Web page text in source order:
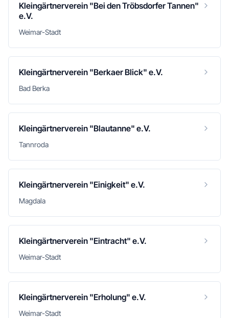
Kleingärtnerverein "Bei den Tröbsdorfer Tannen"
e.V.
Weimar-Stadt
Kleingärtnerverein "Berkaer Blick" e.V.
Bad Berka
Kleingärtnerverein "Blautanne" e.V.
Tannroda
Kleingärtnerverein "Einigkeit" e.V.
Magdala
Kleingärtnerverein "Eintracht" e.V.
Weimar-Stadt
Kleingärtnerverein "Erholung" e.V.
Weimar-Stadt